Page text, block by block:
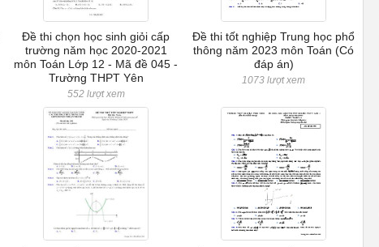
Đề thi chọn học sinh giỏi cấp
trường năm học 2020-2021
môn Toán Lớp 12 - Mã đề 045 -
Trường THPT Yên
552 lượt xem
Đề thi tốt nghiệp Trung học phổ
thông năm 2023 môn Toán (Có
đáp án)
1073 lượt xem